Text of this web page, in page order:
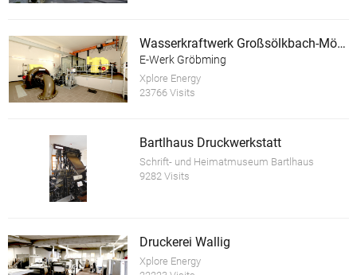
Wasserkraftwerk Großsölkbach-Mössna mit E-Ladestation
E-Werk Gröbming
Xplore Energy
23766 Visits
Bartlhaus Druckwerkstatt
Schrift- und Heimatmuseum Bartlhaus
9282 Visits
Druckerei Wallig
Xplore Energy